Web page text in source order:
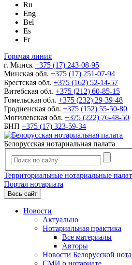
Ru
Eng
Bel
Es
Fr
Горячая линия
г. Минск +375 (17) 243-08-95
Минская обл. +375 (17) 251-07-94
Брестская обл. +375 (162) 52-14-57
Витебская обл. +375 (212) 60-85-15
Гомельская обл. +375 (232) 29-39-48
Гродненская обл. +375 (152) 55-50-80
Могилевская обл. +375 (222) 76-48-50
БНП +375 (17) 323-59-34
Белорусская нотариальная палата
Территориальные нотариальные
Портал нотариата
Весь сайт
Новости
Актуально
Нотариальная практика
Все материалы
Авторы
Новости Белорусской
СМИ о нотариате